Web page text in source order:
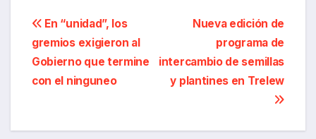
Navegación
de
entradas
Nueva edición de
programa de
intercambio de semillas
y plantines en Trelew
En “unidad”, los
gremios exigieron al
Gobierno que termine
con el ninguneo